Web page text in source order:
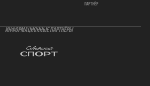
партнёр
ИНФОРМАЦИОННЫЕ ПАРТНЁРЫ